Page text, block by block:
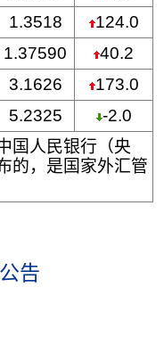
1.3518
124.0
1.37590
40.2
3.1626
173.0
5.2325
-2.0
国人民银行（央
的，是国家外汇管
告